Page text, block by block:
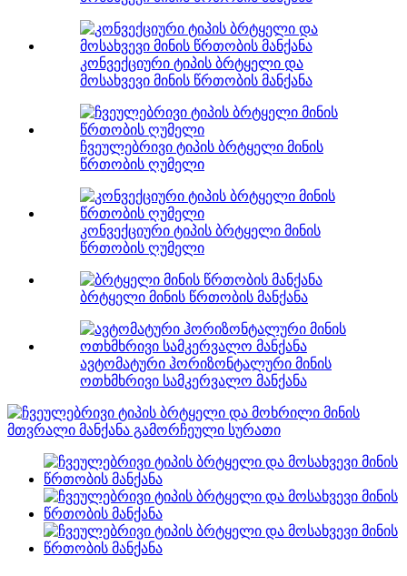
კონვექციური ტიპის ბრტყელი და
მოსახვევი მინის წრთობის მანქანა
ჩვეულებრივი ტიპის ბრტყელი მინის
წრთობის ღუმელი
კონვექციური ტიპის ბრტყელი მინის
წრთობის ღუმელი
ბრტყელი მინის წრთობის მანქანა
ავტომატური ჰორიზონტალური მინის
ოთხმხრივი სამკერვალო მანქანა